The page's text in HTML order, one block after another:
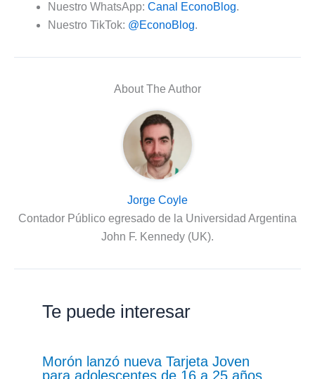
Nuestro WhatsApp: Canal EconoBlog.
Nuestro TikTok: @EconoBlog.
About The Author
Jorge Coyle
Contador Público egresado de la Universidad Argentina
John F. Kennedy (UK).
Te puede interesar
Morón lanzó nueva Tarjeta Joven
para adolescentes de 16 a 25 años